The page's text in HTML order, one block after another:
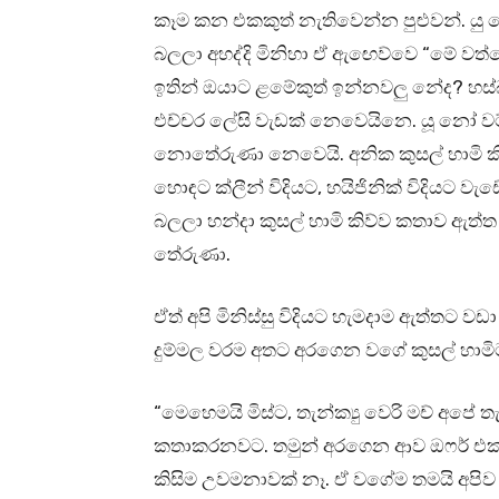
කෑම කන එකකුත් නැතිවෙන්න පුළුවන්. යු
බලලා අහද්දි මිනිහා ඒ ඇඟෙව්වෙ “මේ
ඉතින් ඔයාට ළමේකුත් ඉන්නවලු නේද?
එච්චර ලේසි වැඩක් නෙවෙයිනෙ. යූ නෝ
නොතේරුණා නෙවෙයි. අනික කුසල් හාමි
හොඳට ක්ලීන් විදියට, හයිජිනික් විදියට
බලලා හන්දා කුසල් හාමි කිව්ව කතාව
තේරුණා.
ඒත් අපි මිනිස්සු විදියට හැමදාම ඇත්තට
දුම්මල වරම අතට අරගෙන වගේ කුසල්
“මෙහෙමයි මිස්ට, තැන්ක්‍යු වෙරි මච් අපේ
කතාකරනවට. තමුන් අරගෙන ආව ඔෆර්
කිසිම උවමනාවක් නෑ. ඒ වගේම තමයි